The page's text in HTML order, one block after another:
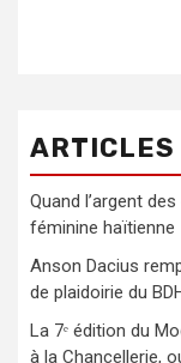
ARTICLES
Quand l’argent
féminine haïtienne
Anson Dacius
de plaidoirie du
La 7ᵉ édition du
à la Chancellerie,